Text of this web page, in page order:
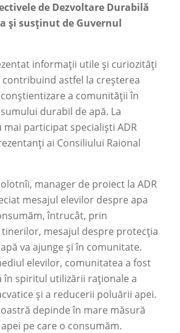
de Dezvoltare Durabilă
și susținut de Guvernul
informații utile și curiozități
contribuind astfel la creșterea
a comunității în
durabil de apă. La
mai participat specialiști ADR
ai Consiliului Raional
manager de proiect la ADR
mesajul elevilor despre apa
întrucât, prin
mesajul despre protecția
va ajunge și în comunitate.
elevilor, comunitatea a fost
în spiritul utilizării raționale a
și a reducerii poluării apei.
depinde în mare măsură
pe care o consumăm.